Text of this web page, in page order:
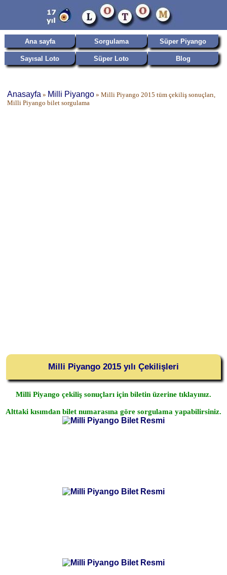
Ana sayfa Sorgulama Süper Piyango
Sayısal Loto Süper Loto Blog
Anasayfa » Milli Piyango» Milli Piyango 2015 tüm çekiliş sonuçları,
Milli Piyango bilet sorgulama
Milli Piyango 2015 yılı Çekilişleri
Milli Piyango çekiliş sonuçları için biletin üzerine tıklayınız.
Alttaki kısımdan bilet numarasına göre sorgulama yapabilirsiniz.